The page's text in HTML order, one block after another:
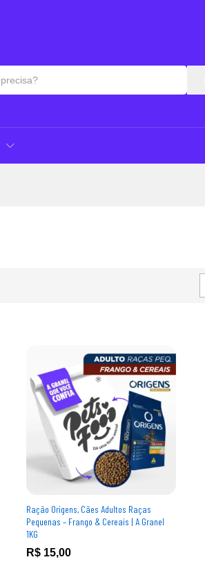
Ração Origens, Cães Adultos Raças
Pequenas – Frango & Cereais | A Granel
1KG
R$ 15,00
R$ 15,00